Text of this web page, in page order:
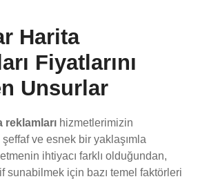
Harita
Fiyatlarını
Unsurlar
reklamları hizmetlerimizin
şeffaf ve esnek bir yaklaşımla
ihtiyacı farklı olduğundan,
sunabilmek için bazı temel faktörleri